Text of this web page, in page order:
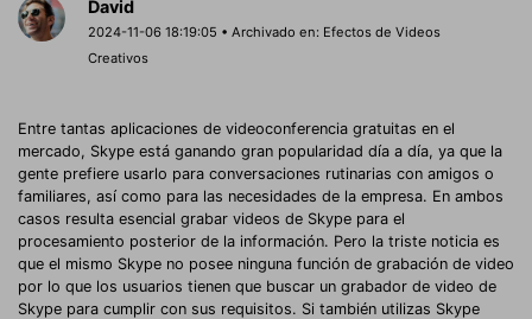
David
2024-11-06 18:19:05 • Archivado en: Efectos de Videos
Creativos
Entre tantas aplicaciones de videoconferencia gratuitas en el
mercado, Skype está ganando gran popularidad día a día, ya que la
gente prefiere usarlo para conversaciones rutinarias con amigos o
familiares, así como para las necesidades de la empresa. En ambos
casos resulta esencial grabar videos de Skype para el
procesamiento posterior de la información. Pero la triste noticia es
que el mismo Skype no posee ninguna función de grabación de video
por lo que los usuarios tienen que buscar un grabador de video de
Skype para cumplir con sus requisitos. Si también utilizas Skype